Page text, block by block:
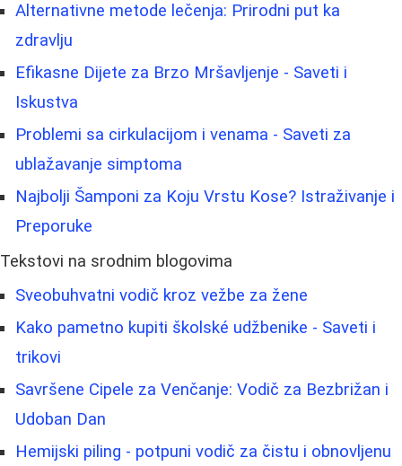
Alternativne metode lečenja: Prirodni put ka
zdravlju
Efikasne Dijete za Brzo Mršavljenje - Saveti i
Iskustva
Problemi sa cirkulacijom i venama - Saveti za
ublažavanje simptoma
Najbolji Šamponi za Koju Vrstu Kose? Istraživanje i
Preporuke
Tekstovi na srodnim blogovima
Sveobuhvatni vodič kroz vežbe za žene
Kako pametno kupiti školské udžbenike - Saveti i
trikovi
Savršene Cipele za Venčanje: Vodič za Bezbrižan i
Udoban Dan
Hemijski piling - potpuni vodič za čistu i obnovljenu